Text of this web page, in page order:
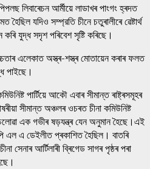
লিবাৰেচন আৰ্মীয়ে লাডাখৰ পাংগং হ্ৰদত
হৈছিল যদিও সম্প্রতি চীনে চতুৰালীৰে ৱেষ্টাৰ্থ
যুদ্ধ সদৃশ পৰিবেশ সৃষ্টি কৰিছে।
এলেকাত অস্ত্ৰ-শস্ত্ৰ মোতায়েন কৰাৰ ফলত
পাইছে।
পাৰ্টিয়ে আকৌ এবাৰ সীমান্ত ৰাষ্ট্ৰসমূহৰ
সীমান্ত অঞ্চলৰ ওচৰত চীনা কমিউনিষ্ট
চলোৱা এক গভীৰ ষড়যন্ত্ৰ যেন অনুমান হৈছে।এই
এল এ ডেইলীত প্ৰকাশিত হৈছিল। বাতৰি
সেনাৰ আৰ্টিলাৰী ব্ৰিগেড সাগৰ পৃষ্ঠৰ পৰা